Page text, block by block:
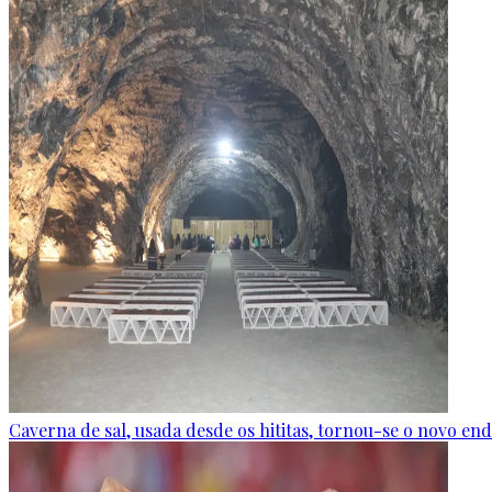
Caverna de sal, usada desde os hititas, tornou-se o novo